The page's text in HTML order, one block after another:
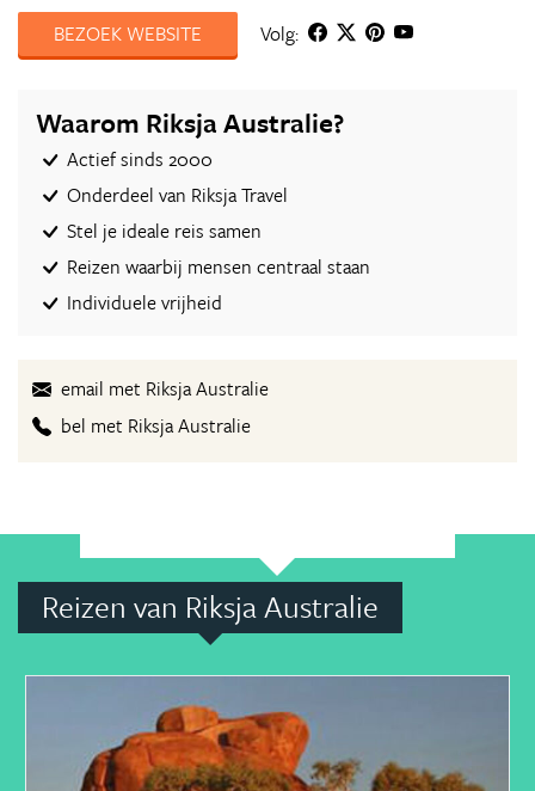
BEZOEK WEBSITE
Volg:
Waarom Riksja Australie?
Actief sinds 2000
Onderdeel van Riksja Travel
Stel je ideale reis samen
Reizen waarbij mensen centraal staan
Individuele vrijheid
email met Riksja Australie
bel met Riksja Australie
Reizen van Riksja Australie